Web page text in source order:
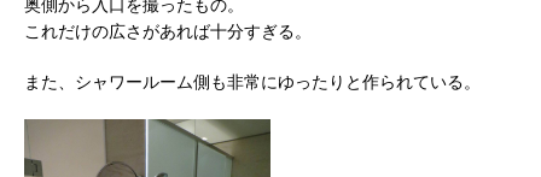
これだけの広さがあれば十分すぎる。
また、シャワールーム側も非常にゆったりと作られている。